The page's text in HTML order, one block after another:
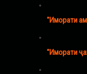
"Иморати
"Иморати